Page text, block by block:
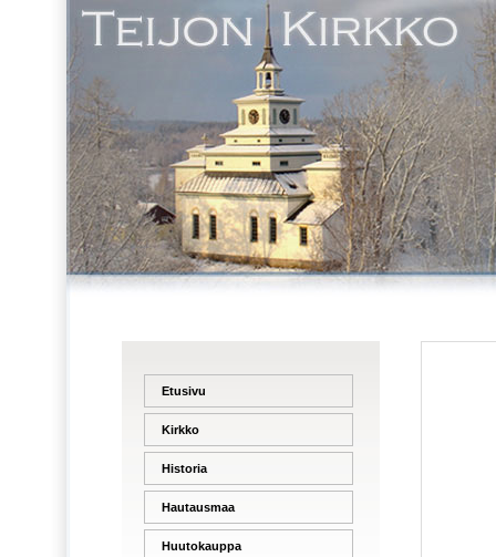
Etusivu
Kirkko
Historia
Hautausmaa
Huutokauppa